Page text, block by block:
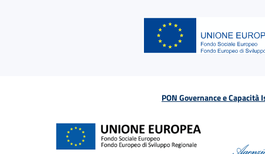
PON Governance e